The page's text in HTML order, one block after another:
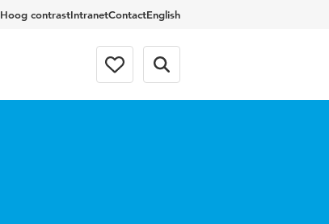
Hoog contrastIntranetContactEnglish